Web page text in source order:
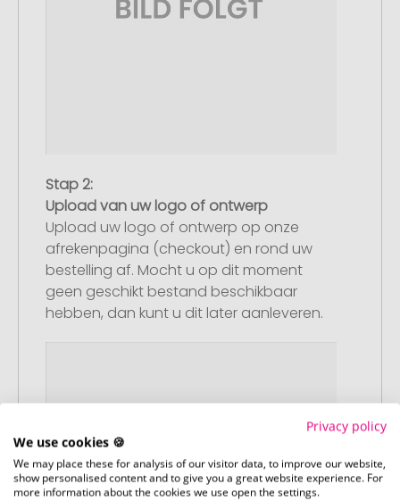
Stap 2:
Upload van uw logo of ontwerp
Upload uw logo of ontwerp op onze
afrekenpagina (checkout) en rond uw
bestelling af. Mocht u op dit moment
geen geschikt bestand beschikbaar
hebben, dan kunt u dit later aanleveren.
Privacy policy
We use cookies 🍪
We may place these for analysis of our visitor data, to improve our website,
show personalised content and to give you a great website experience. For
more information about the cookies we use open the settings.